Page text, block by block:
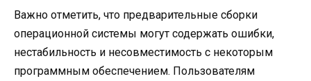
Важно отметить, что предварительные сборки
операционной системы могут содержать ошибки,
нестабильность и несовместимость с некоторым
программным обеспечением. Пользователям